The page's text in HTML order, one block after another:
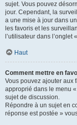
sujet. Vous pouvez
jour. Cependant, la
a une mise à jour dans
les favoris et les
l’utilisateur dans l’onglet
Haut
Comment mettre en
Vous pouvez ajouter aux
approprié dans le menu
sujet de discussion.
Répondre à un sujet en
réponse est postée »